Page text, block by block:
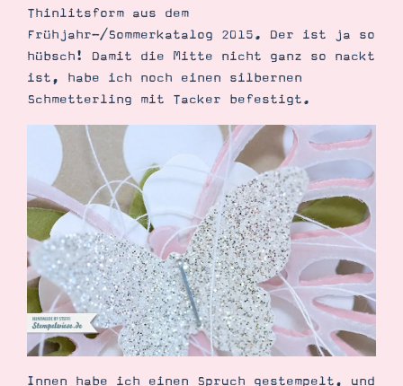
Suche Impressum Datenschutz
Thinlitsform aus dem
Frühjahr-/Sommerkatalog 2015. Der ist ja so
hübsch! Damit die Mitte nicht ganz so nackt
ist, habe ich noch einen silbernen
Schmetterling mit Tacker befestigt.
Innen habe ich einen Spruch gestempelt, und